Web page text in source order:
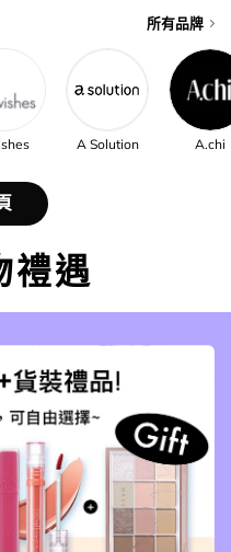
所有品牌
A Solution A.chi
禮遇